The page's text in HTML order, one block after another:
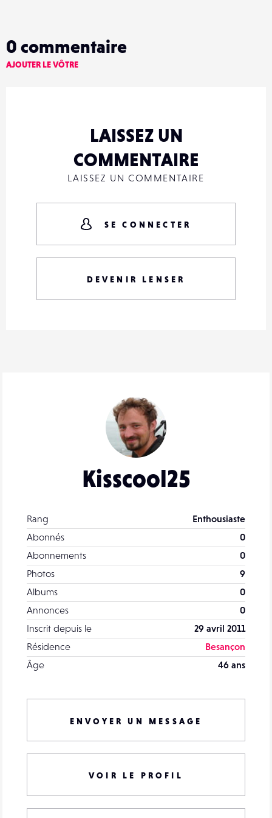
Kisscool25
Rang
Enthousiaste
Abonnés
0
Abonnements
0
Photos
9
Albums
0
Annonces
0
Inscrit depuis le
29 avril 2011
Résidence
Besançon
Âge
46 ans
ENVOYER UN MESSAGE
VOIR LE PROFIL
0 commentaire
AJOUTER LE VÔTRE
LAISSEZ UN
COMMENTAIRE
LAISSEZ UN COMMENTAIRE
SE CONNECTER
DEVENIR LENSER